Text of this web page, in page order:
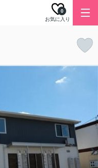
お気に入り
0